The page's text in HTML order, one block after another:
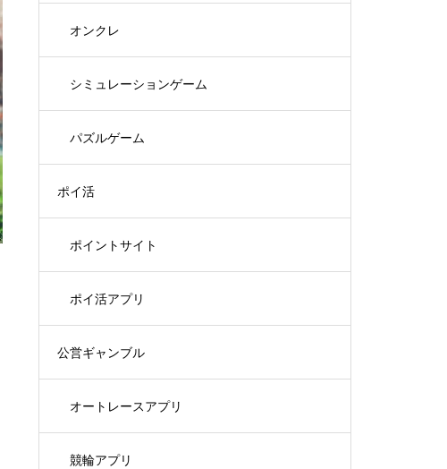
オンクレ
シミュレーションゲーム
パズルゲーム
ポイ活
ポイントサイト
ポイ活アプリ
公営ギャンブル
オートレースアプリ
競輪アプリ